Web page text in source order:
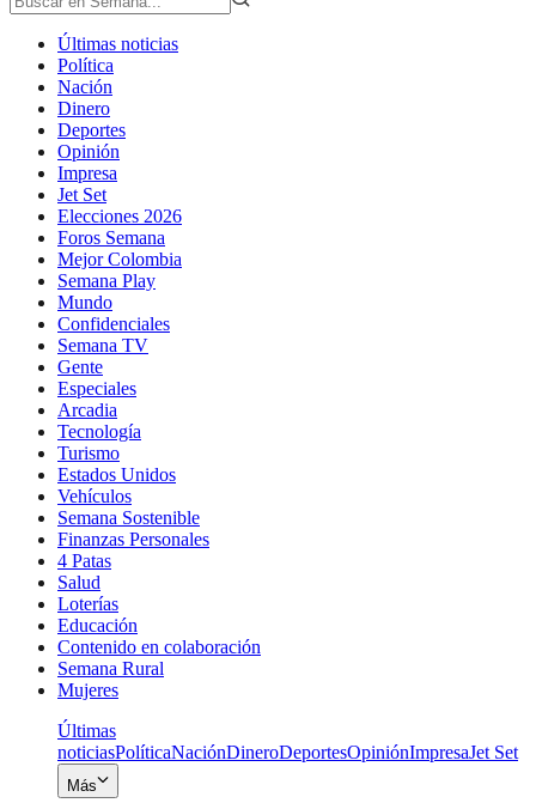
Últimas noticias
Política
Nación
Dinero
Deportes
Opinión
Impresa
Jet Set
Elecciones 2026
Foros Semana
Mejor Colombia
Semana Play
Mundo
Confidenciales
Semana TV
Gente
Especiales
Arcadia
Tecnología
Turismo
Estados Unidos
Vehículos
Semana Sostenible
Finanzas Personales
4 Patas
Salud
Loterías
Educación
Contenido en colaboración
Semana Rural
Mujeres
Últimas
noticiasPolíticaNaciónDineroDeportesOpiniónImpresaJet Set
Más